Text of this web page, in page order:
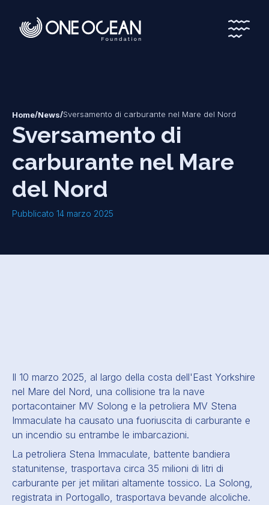
*
*
Home/News/Sversamento di carburante nel Mare del Nord
Sversamento di
carburante nel Mare
del Nord
Pubblicato 14 marzo 2025
Il 10 marzo 2025, al largo della costa dell'East Yorkshire
nel Mare del Nord, una collisione tra la nave
portacontainer MV Solong e la petroliera MV Stena
Immaculate ha causato una fuoriuscita di carburante e
un incendio su entrambe le imbarcazioni.
La petroliera Stena Immaculate, battente bandiera
statunitense, trasportava circa 35 milioni di litri di
carburante per jet militari altamente tossico. La Solong,
registrata in Portogallo, trasportava bevande alcoliche.